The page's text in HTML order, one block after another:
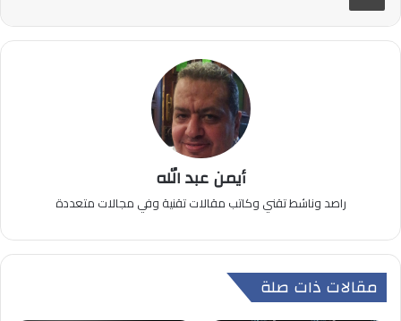
أيمن عبد الله
راصد وناشط تقني وكاتب مقالات تقنية وفي مجالات متعددة
مقالات ذات صلة